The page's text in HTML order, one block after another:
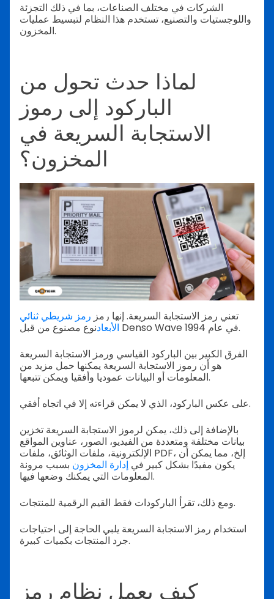
الشركات في مختلف الصناعات، بما في ذلك التجزئة
واللوجستيات والتصنيع، تستخدم هذا النظام لتبسيط عمليات
المخزون.
لماذا حدث تحول من
الباركود إلى رموز
الاستجابة السريعة في
المخزون؟
تعني رمز الاستجابة السريعة. إنها رمز رمز شريطي ثنائي
الأبعاد
نوع مصنوع من قبل Denso Wave في عام 1994.
الفرق الكبير بين الباركود القياسي ورمز الاستجابة السريعة
هو أن رموز الاستجابة السريعة يمكنها حمل مزيد من
المعلومات أو البيانات عموديا وأفقيا ويمكن تتبعها.
على عكس الباركود، الذي لا يمكن قراءته إلا في اتجاه أفقي.
بالإضافة إلى ذلك، يمكن لرموز الاستجابة السريعة تخزين
بيانات مختلفة ومتعددة من الفيديو، الصور، عناوين المواقع
الإلكترونية، ملفات الوثائق، ملفات PDF، إلخ، مما يمكن أن
يكون مفيدًا بشكل كبير في إدارة المخزون بسبب مرونة
المعلومات التي يمكنك وضعها فيها.
ومع ذلك، تقرأ الباركودات فقط القيم الرقمية للمنتجات.
استخدام رمز الاستجابة السريعة يلبي الحاجة إلى احتياجات
جرد المنتجات بكميات كبيرة.
كيف يعمل نظام رمز